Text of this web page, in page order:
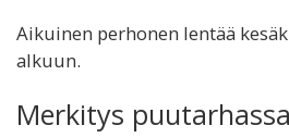
Aikuinen perhonen lentää
alkuun.
Merkitys puutarhassa